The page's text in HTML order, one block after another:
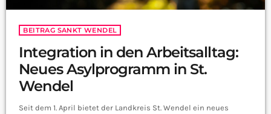
BEITRAG SANKT WENDEL
Integration in den Arbeitsalltag:
Neues Asylprogramm in St.
Wendel
Seit dem 1. April bietet der Landkreis St. Wendel ein neues